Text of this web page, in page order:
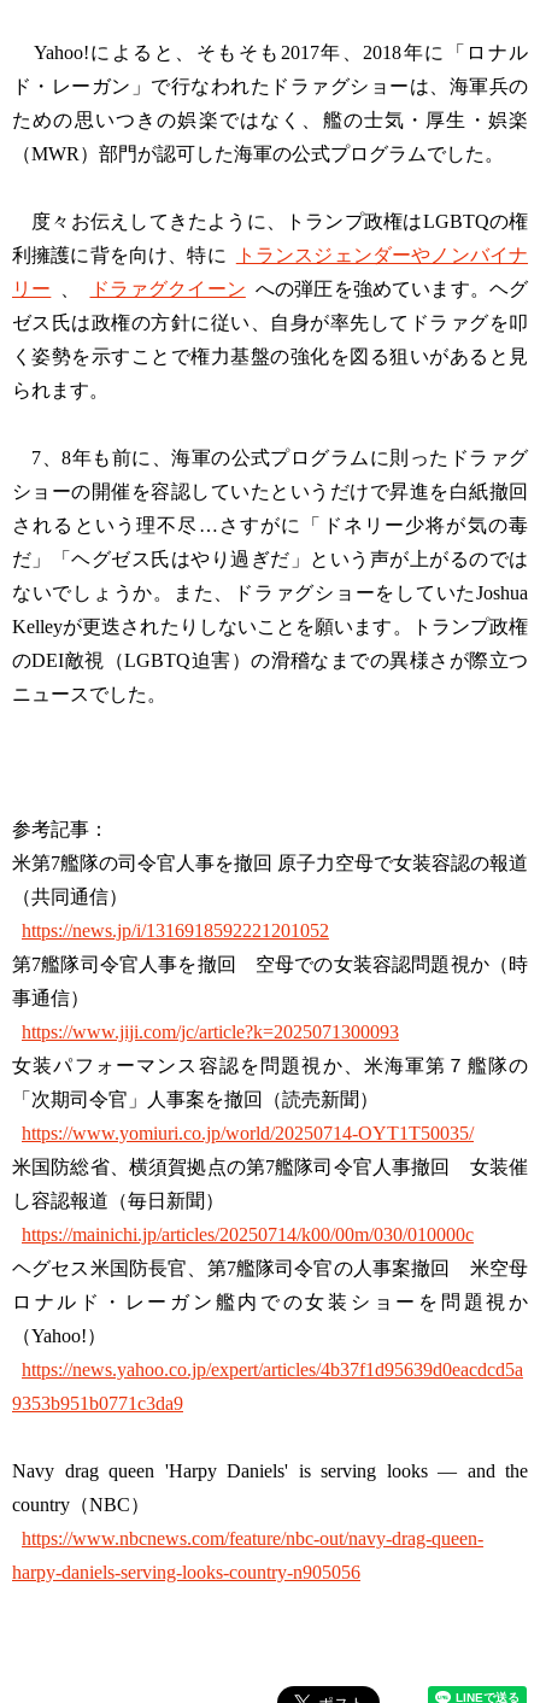
Yahoo!によると、そもそも2017年、2018年に「ロナル
ド・レーガン」で行なわれたドラァグショーは、海軍兵の
ための思いつきの娯楽ではなく、艦の士気・厚生・娯楽
（MWR）部門が認可した海軍の公式プログラムでした。
度々お伝えしてきたように、トランプ政権はLGBTQの権
利擁護に背を向け、特に
トランスジェンダーやノンバイナ
リー
ドラァグクイーン への弾圧を強めています。ヘグ
ゼス氏は政権の方針に従い、自身が率先してドラァグを叩
く姿勢を示すことで権力基盤の強化を図る狙いがあると見
られます。
7、8年も前に、海軍の公式プログラムに則ったドラァグ
ショーの開催を容認していたというだけで昇進を白紙撤回
されるという理不尽…さすがに「ドネリー少将が気の毒
だ」「ヘグゼス氏はやり過ぎだ」という声が上がるのでは
ないでしょうか。また、ドラァグショーをしていたJoshua
Kelleyが更迭されたりしないことを願います。トランプ政権
のDEI敵視（LGBTQ迫害）の滑稽なまでの異様さが際立つ
ニュースでした。
参考記事：
米第7艦隊の司令官人事を撤回 原子力空母で女装容認の報道
（共同通信）
https://news.jp/i/1316918592221201052
第7艦隊司令官人事を撤回 空母での女装容認問題視か（時
事通信）
https://www.jiji.com/jc/article?k=2025071300093
女装パフォーマンス容認を問題視か、米海軍第７艦隊の
「次期司令官」人事案を撤回（読売新聞）
https://www.yomiuri.co.jp/world/20250714-OYT1T50035/
米国防総省、横須賀拠点の第7艦隊司令官人事撤回 女装催
し容認報道（毎日新聞）
https://mainichi.jp/articles/20250714/k00/00m/030/010000c
ヘグセス米国防長官、第7艦隊司令官の人事案撤回 米空母
ロナルド・レーガン艦内での女装ショーを問題視か
（Yahoo!）
https://news.yahoo.co.jp/expert/articles/4b37f1d95639d0eacdcd5a
9353b951b0771c3da9
Navy drag queen 'Harpy Daniels' is serving looks — and the
country（NBC）
https://www.nbcnews.com/feature/nbc-out/navy-drag-queen-
harpy-daniels-serving-looks-country-n905056